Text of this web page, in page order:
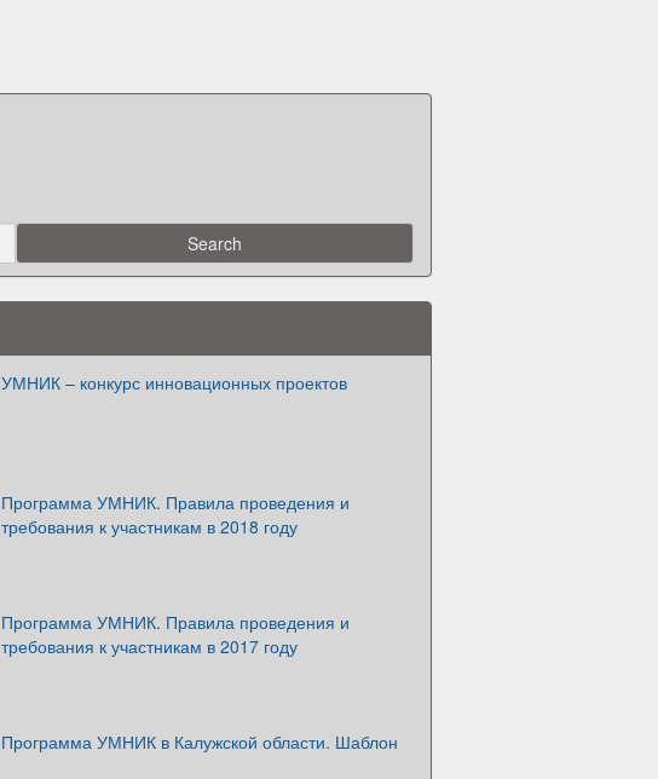
УМНИК – конкурс инновационных проектов
Программа УМНИК. Правила проведения и
требования к участникам в 2018 году
Программа УМНИК. Правила проведения и
требования к участникам в 2017 году
Программа УМНИК в Калужской области. Шаблон